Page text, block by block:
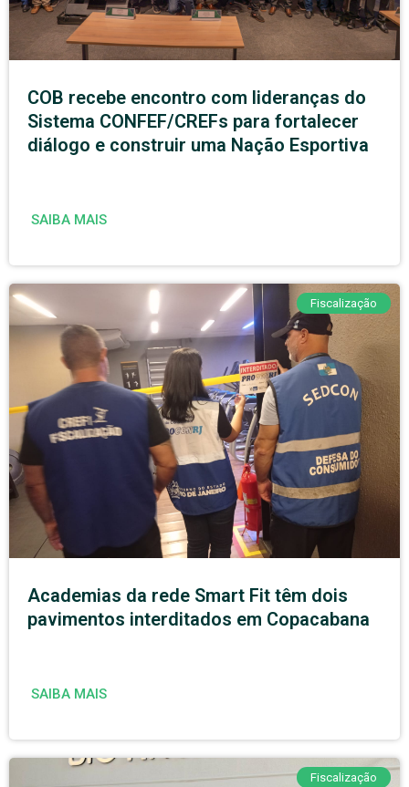
COB recebe encontro com lideranças do
Sistema CONFEF/CREFs para fortalecer
diálogo e construir uma Nação Esportiva
SAIBA MAIS
Fiscalização
Academias da rede Smart Fit têm dois
pavimentos interditados em Copacabana
SAIBA MAIS
Fiscalização